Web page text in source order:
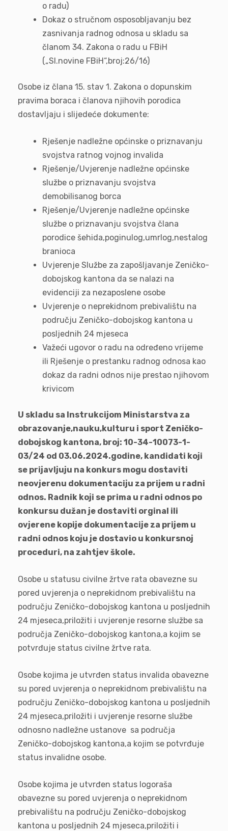
o radu)
Dokaz o stručnom osposobljavanju bez
zasnivanja radnog odnosa u skladu sa
članom 34. Zakona o radu u FBiH
(„Sl.novine FBiH“,broj:26/16)
Osobe iz člana 15. stav 1. Zakona o dopunskim
pravima boraca i članova njihovih porodica
dostavljaju i slijedeće dokumente:
Rješenje nadležne općinske o priznavanju
svojstva ratnog vojnog invalida
Rješenje/Uvjerenje nadležne općinske
službe o priznavanju svojstva
demobilisanog borca
Rješenje/Uvjerenje nadležne općinske
službe o priznavanju svojstva člana
porodice šehida,poginulog,umrlog,nestalog
branioca
Uvjerenje Službe za zapošljavanje Zeničko-
dobojskog kantona da se nalazi na
evidenciji za nezaposlene osobe
Uvjerenje o neprekidnom prebivalištu na
području Zeničko-dobojskog kantona u
posljednih 24 mjeseca
Važeći ugovor o radu na određeno vrijeme
ili Rješenje o prestanku radnog odnosa kao
dokaz da radni odnos nije prestao njihovom
krivicom
U skladu sa Instrukcijom Ministarstva za
obrazovanje,nauku,kulturu i sport Zeničko-
dobojskog kantona, broj: 10-34-10073-1-
03/24 od 03.06.2024.godine, kandidati koji
se prijavljuju na konkurs mogu dostaviti
neovjerenu dokumentaciju za prijem u radni
odnos. Radnik koji se prima u radni odnos po
konkursu dužan je dostaviti orginal ili
ovjerene kopije dokumentacije za prijem u
radni odnos koju je dostavio u konkursnoj
proceduri, na zahtjev škole.
Osobe u statusu civilne žrtve rata obavezne su
pored uvjerenja o neprekidnom prebivalištu na
području Zeničko-dobojskog kantona u posljednih
24 mjeseca,priložiti i uvjerenje resorne službe sa
područja Zeničko-dobojskog kantona,a kojim se
potvrđuje status civilne žrtve rata.
Osobe kojima je utvrđen status invalida obavezne
su pored uvjerenja o neprekidnom prebivalištu na
području Zeničko-dobojskog kantona u posljednih
24 mjeseca,priložiti i uvjerenje resorne službe
odnosno nadležne ustanove sa područja
Zeničko-dobojskog kantona,a kojim se potvrđuje
status invalidne osobe.
Osobe kojima je utvrđen status logoraša
obavezne su pored uvjerenja o neprekidnom
prebivalištu na području Zeničko-dobojskog
kantona u posljednih 24 mjeseca,priložiti i